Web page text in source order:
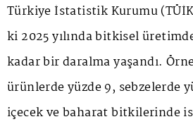
Türkiye İstatistik Kurumu
ki 2025 yılında bitkisel
kadar bir daralma yaşandı.
ürünlerde yüzde 9, sebzelerde
içecek ve baharat bitkilerinde